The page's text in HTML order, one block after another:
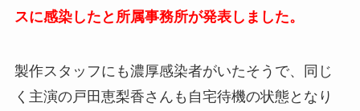
スに感染したと所属事務所が発表しました。
製作スタッフにも濃厚感染者がいたそうで、同じ
く主演の戸田恵梨香さんも自宅待機の状態となり